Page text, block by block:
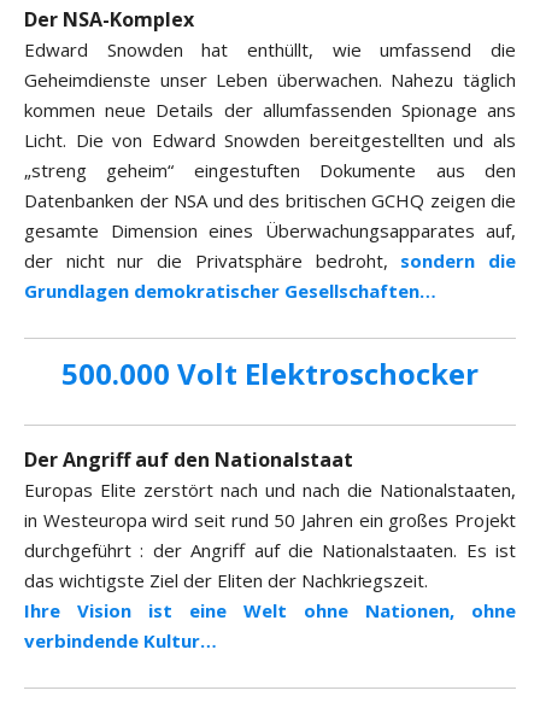
Der NSA-Komplex
Edward Snowden hat enthüllt, wie umfassend die
Geheimdienste unser Leben überwachen. Nahezu täglich
kommen neue Details der allumfassenden Spionage ans
Licht. Die von Edward Snowden bereitgestellten und als
„streng geheim“ eingestuften Dokumente aus den
Datenbanken der NSA und des britischen GCHQ zeigen die
gesamte Dimension eines Überwachungsapparates auf,
der nicht nur die Privatsphäre bedroht, sondern die
Grundlagen demokratischer Gesellschaften…
500.000 Volt Elektroschocker
Der Angriff auf den Nationalstaat
Europas Elite zerstört nach und nach die Nationalstaaten,
in Westeuropa wird seit rund 50 Jahren ein großes Projekt
durchgeführt : der Angriff auf die Nationalstaaten. Es ist
das wichtigste Ziel der Eliten der Nachkriegszeit.
Ihre Vision ist eine Welt ohne Nationen, ohne
verbindende Kultur…